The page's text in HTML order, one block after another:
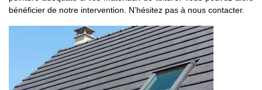
bénéficier de notre intervention. N’hésitez pas à nous contacter.